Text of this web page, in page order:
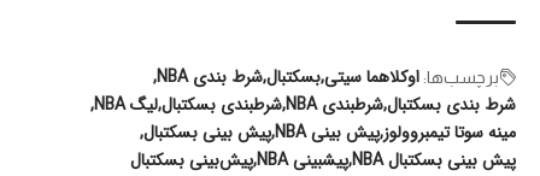
برچسب‌‌ها: اوکلاهما سیتیبسکتبالشرط بندی NBA
شرط بندی بسکتبالشرطبندی NBA شرطبندی بسکتباللیگ NBA
مینه سوتا تیمبروولوزپیش بینی NBA
پیش بینی بسکتبال
پیش بینی بسکتبال NBA
پیشبینی NBA پیش‌بینی بسکتبال